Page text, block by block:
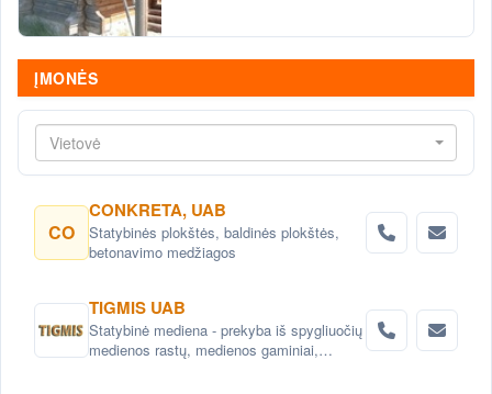
ĮMONĖS
Vietovė
CO
CONKRETA, UAB
Statybinės plokštės, baldinės plokštės,
betonavimo medžiagos
TIGMIS UAB
Statybinė mediena - prekyba iš spygliuočių
medienos rastų, medienos gaminiai,